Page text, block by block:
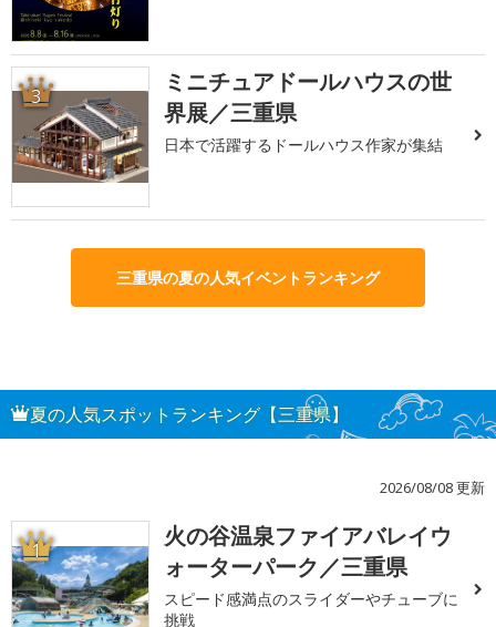
3
ミニチュアドールハウスの世
界展／三重県
日本で活躍するドールハウス作家が集結
三重県の夏の人気イベントランキング
夏の人気スポットランキング【三重県】
2026/08/08 更新
1
火の谷温泉ファイアバレイウ
ォーターパーク／三重県
スピード感満点のスライダーやチューブに
挑戦